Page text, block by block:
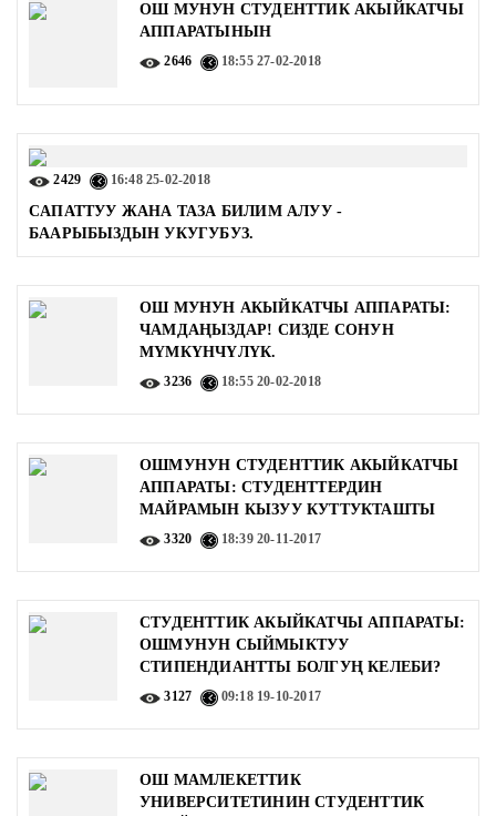
ОШ МУНУН СТУДЕНТТИК АКЫЙКАТЧЫ
АППАРАТЫНЫН
2646 18:5527-02-2018
2429 16:4825-02-2018
CАПАТТУУ ЖАНА ТАЗА БИЛИМ АЛУУ -
БААРЫБЫЗДЫН УКУГУБУЗ.
ОШ МУНУН АКЫЙКАТЧЫ АППАРАТЫ:
ЧАМДАҢЫЗДАР! CИЗДЕ СОНУН
МҮМКҮНЧҮЛҮК.
3236 18:5520-02-2018
ОШМУНУН СТУДЕНТТИК АКЫЙКАТЧЫ
АППАРАТЫ: СТУДЕНТТЕРДИН
МАЙРАМЫН КЫЗУУ КУТТУКТАШТЫ
3320 18:3920-11-2017
СТУДЕНТТИК АКЫЙКАТЧЫ АППАРАТЫ:
ОШМУНУН СЫЙМЫКТУУ
СТИПЕНДИАНТТЫ БОЛГУҢ КЕЛЕБИ?
3127 09:18 19-10-2017
ОШ МАМЛЕКЕТТИК
УНИВЕРСИТЕТИНИН СТУДЕНТТИК